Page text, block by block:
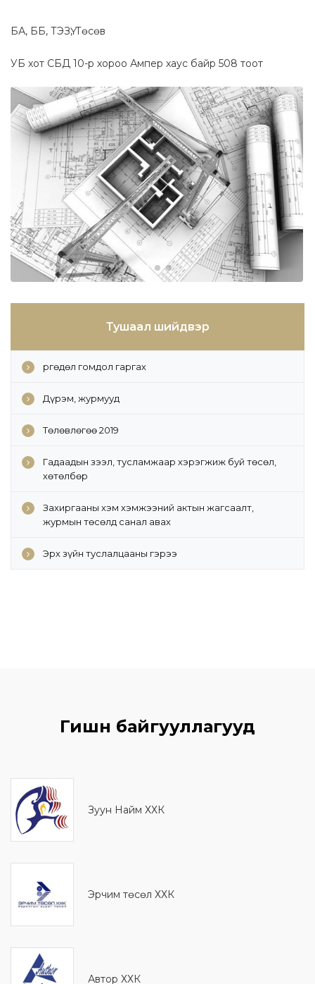
БА, ББ, ТЭЗҮ, Төсөв
УБ хот СБД 10-р хороо Ампер хаус байр 508 тоот
Тушаал шийдвэр
Өргөдөл гомдол гаргах
Дүрэм, журмууд
Төлөвлөгөө 2019
Гадаадын зээл, тусламжаар хэрэгжиж буй төсөл,
хөтөлбөр
Захиргааны хэм хэмжээний актын жагсаалт,
журмын төсөлд санал авах
Эрх зүйн туслалцааны гэрээ
Гишүүн байгууллагууд
Зуун Найм ХХК
Эрчим төсөл ХХК
Автор ХХК